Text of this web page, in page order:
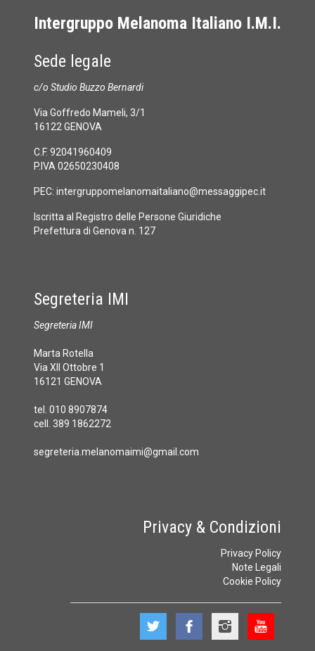
Intergruppo Melanoma Italiano I.M.I.
Sede legale
c/o Studio Buzzo Bernardi
Via Goffredo Mameli, 3/1
16122 GENOVA
C.F. 92041960409
P.IVA 02650230408
PEC: intergruppomelanomaitaliano@messaggipec.it
Iscritta al Registro delle Persone Giuridiche
Prefettura di Genova n. 127
Segreteria IMI
Segreteria IMI
Marta Rotella
Via XII Ottobre 1
16121 GENOVA
tel. 010 8907874
cell. 389 1862272
segreteria.melanomaimi@gmail.com
Privacy & Condizioni
Privacy Policy
Note Legali
Cookie Policy